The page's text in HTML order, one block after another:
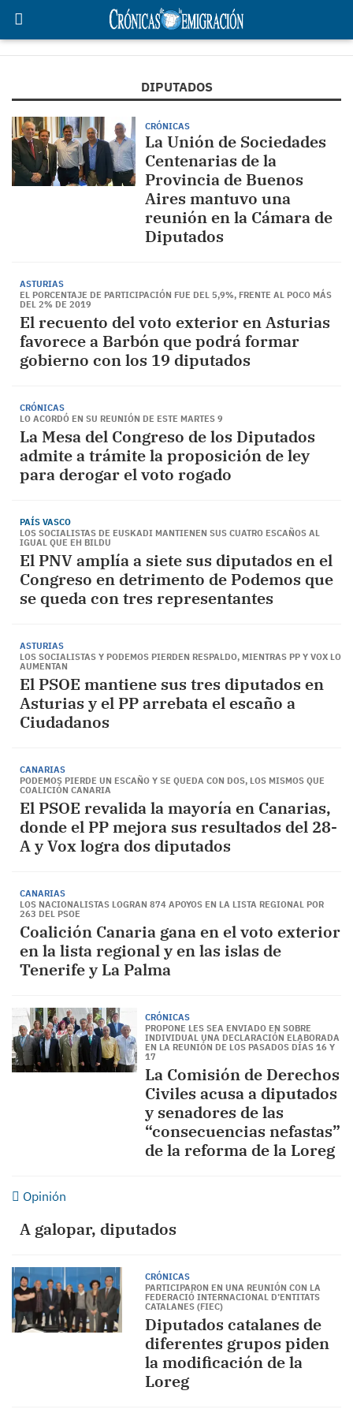
DIPUTADOS
CRÓNICAS
La Unión de Sociedades
Centenarias de la
Provincia de Buenos
Aires mantuvo una
reunión en la Cámara de
Diputados
ASTURIAS
EL PORCENTAJE DE PARTICIPACIÓN FUE DEL 5,9%, FRENTE AL POCO MÁS
DEL 2% DE 2019
El recuento del voto exterior en Asturias
favorece a Barbón que podrá formar
gobierno con los 19 diputados
CRÓNICAS
LO ACORDÓ EN SU REUNIÓN DE ESTE MARTES 9
La Mesa del Congreso de los Diputados
admite a trámite la proposición de ley
para derogar el voto rogado
PAÍS VASCO
LOS SOCIALISTAS DE EUSKADI MANTIENEN SUS CUATRO ESCAÑOS AL
IGUAL QUE EH BILDU
El PNV amplía a siete sus diputados en el
Congreso en detrimento de Podemos que
se queda con tres representantes
ASTURIAS
LOS SOCIALISTAS Y PODEMOS PIERDEN RESPALDO, MIENTRAS PP Y VOX LO
AUMENTAN
El PSOE mantiene sus tres diputados en
Asturias y el PP arrebata el escaño a
Ciudadanos
CANARIAS
PODEMOS PIERDE UN ESCAÑO Y SE QUEDA CON DOS, LOS MISMOS QUE
COALICIÓN CANARIA
El PSOE revalida la mayoría en Canarias,
donde el PP mejora sus resultados del 28-
A y Vox logra dos diputados
CANARIAS
LOS NACIONALISTAS LOGRAN 874 APOYOS EN LA LISTA REGIONAL POR
263 DEL PSOE
Coalición Canaria gana en el voto exterior
en la lista regional y en las islas de
Tenerife y La Palma
CRÓNICAS
PROPONE LES SEA ENVIADO EN SOBRE
INDIVIDUAL UNA DECLARACIÓN ELABORADA
EN LA REUNIÓN DE LOS PASADOS DÍAS 16 Y
17
La Comisión de Derechos
Civiles acusa a diputados
y senadores de las
“consecuencias nefastas”
de la reforma de la Loreg
Opinión
A galopar, diputados
CRÓNICAS
PARTICIPARON EN UNA REUNIÓN CON LA
FEDERACIÓ INTERNACIONAL D’ENTITATS
CATALANES (FIEC)
Diputados catalanes de
diferentes grupos piden
la modificación de la
Loreg